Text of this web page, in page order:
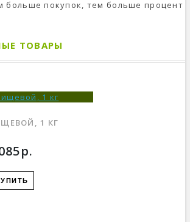
больше покупок, тем больше процент
ТОВАРЫ
1 КГ